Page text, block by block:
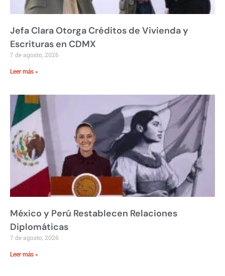
Jefa Clara Otorga Créditos de Vivienda y
Escrituras en CDMX
7 de agosto, 2026
Leer más »
México y Perú Restablecen Relaciones
Diplomáticas
7 de agosto, 2026
Leer más »